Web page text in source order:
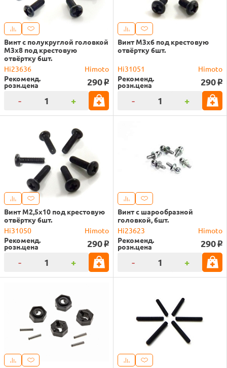
Винт с полукруглой головкой
M3x8 под крестовую
отвёртку 6шт.
Hi23636
Himoto
Рекоменд.
розн.цена 290 o
- +
Винт M3x6 под крестовую
отвёртку 6шт.
Hi31051
Himoto
Рекоменд.
розн.цена 290 o
- +
Винт M2,5x10 под крестовую
отвёртку 6шт.
Hi31050
Himoto
Рекоменд.
розн.цена 290 o
- +
Винт с шарообразной
головкой, 6шт.
Hi23623
Himoto
Рекоменд.
розн.цена 290 o
- +